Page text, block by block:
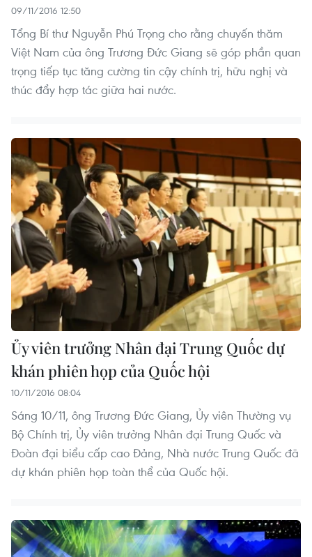
09/11/2016 12:50
Tổng Bí thư Nguyễn Phú Trọng cho rằng chuyến thăm
Việt Nam của ông Trương Đức Giang sẽ góp phần quan
trọng tiếp tục tăng cường tin cậy chính trị, hữu nghị và
thúc đẩy hợp tác giữa hai nước.
Ủy viên trưởng Nhân đại Trung Quốc dự
khán phiên họp của Quốc hội
10/11/2016 08:04
Sáng 10/11, ông Trương Đức Giang, Ủy viên Thường vụ
Bộ Chính trị, Ủy viên trưởng Nhân đại Trung Quốc và
Đoàn đại biểu cấp cao Đảng, Nhà nước Trung Quốc đã
dự khán phiên họp toàn thể của Quốc hội.